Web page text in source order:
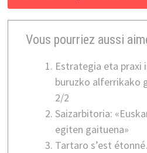
Vous pourriez aussi
Estrategia eta praxi
buruzko alferrikako
2/2
Saizarbitoria:
egiten gaituena»
Tartaro s’est